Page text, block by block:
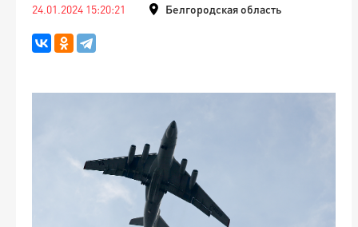
24.01.2024 15:20:21 Белгородская область